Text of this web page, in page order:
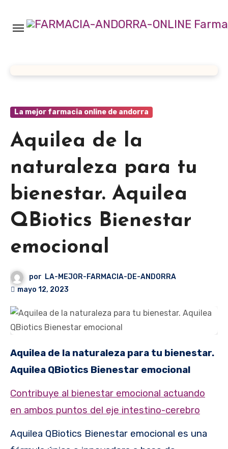
contenido
La mejor farmacia online de andorra
Aquilea de la
naturaleza para tu
bienestar. Aquilea
QBiotics Bienestar
emocional
por LA-MEJOR-FARMACIA-DE-ANDORRA
mayo 12, 2023
Aquilea de la naturaleza para tu bienestar.
Aquilea QBiotics Bienestar emocional
Contribuye al bienestar emocional actuando
en ambos puntos del eje intestino-cerebro
Aquilea QBiotics Bienestar emocional es una